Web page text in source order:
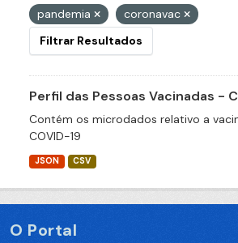
pandemia
coronavac
Filtrar Resultados
Perfil das Pessoas Vacinadas -
Contém os microdados relativo a
COVID-19
JSON CSV
O Portal